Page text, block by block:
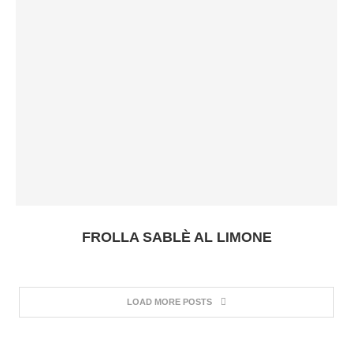
FROLLA SABLÈ AL LIMONE
LOAD MORE POSTS